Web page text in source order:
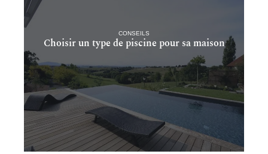
CONSEILS
Choisir un type de piscine pour sa maison